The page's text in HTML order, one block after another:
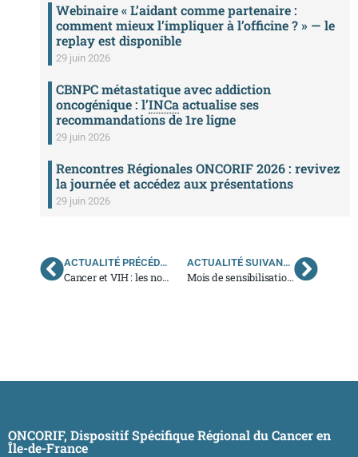
Webinaire « L’aidant comme partenaire :
comment mieux l’impliquer à l’officine ? » — le
replay est disponible
29 juin 2026
CBNPC métastatique avec addiction
oncogénique : l’INCaactualise ses
recommandations de 1re ligne
29 juin 2026
Rencontres Régionales ONCORIF 2026 : revivez
la journée et accédez aux présentations
29 juin 2026
ACTUALITÉ PRÉCÉDENTE
Cancer et VIH : les nouvelles recommandations
ACTUALITÉ SUIVANTE
Mois de sensibilisation pour la santé masculine : Movember
ONCORIF, Dispositif Spécifique Régional du Cancer en
Île-de-France